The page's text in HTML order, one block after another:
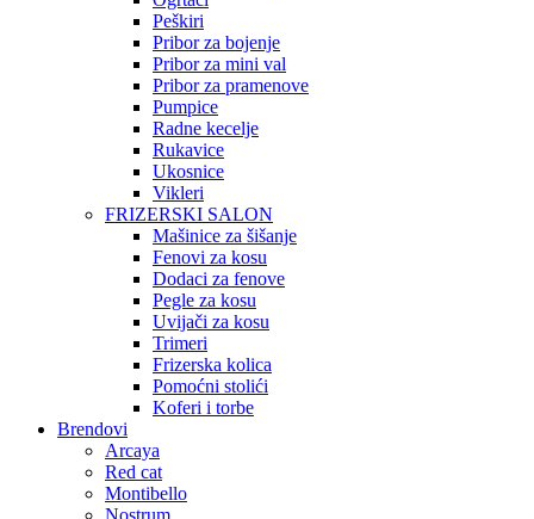
Peškiri
Pribor za bojenje
Pribor za mini val
Pribor za pramenove
Pumpice
Radne kecelje
Rukavice
Ukosnice
Vikleri
FRIZERSKI SALON
Mašinice za šišanje
Fenovi za kosu
Dodaci za fenove
Pegle za kosu
Uvijači za kosu
Trimeri
Frizerska kolica
Pomoćni stolići
Koferi i torbe
Brendovi
Arcaya
Red cat
Montibello
Nostrum